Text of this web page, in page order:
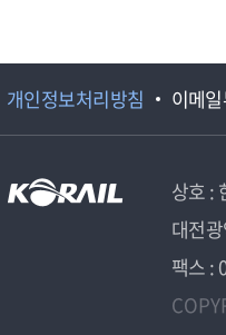
개인정보처리방침 이메
상호 :
대전
팩스 :